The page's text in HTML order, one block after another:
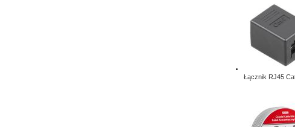
Łącznik RJ45